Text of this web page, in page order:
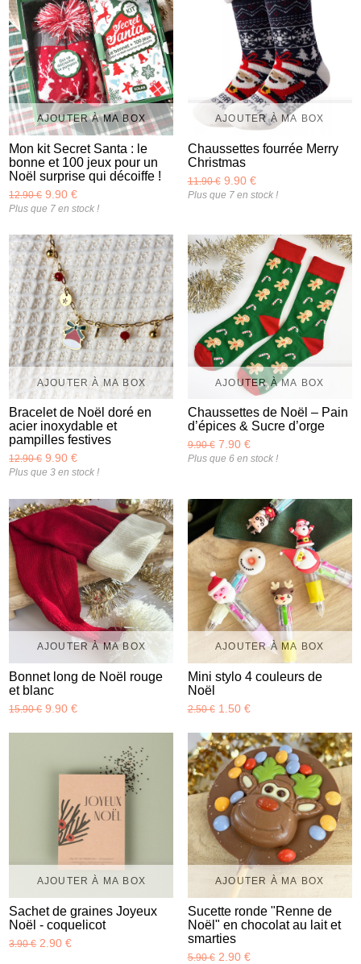
AJOUTER À MA BOX
Mon kit Secret Santa : le
bonne et 100 jeux pour un
Noël surprise qui décoiffe !
12.90 €9.90 €
Plus que 7 en stock !
AJOUTER À MA BOX
Chaussettes fourrée Merry
Christmas
11.90 €9.90 €
Plus que 7 en stock !
AJOUTER À MA BOX
Bracelet de Noël doré en
acier inoxydable et
pampilles festives
12.90 €9.90 €
Plus que 3 en stock !
AJOUTER À MA BOX
Chaussettes de Noël – Pain
d’épices & Sucre d’orge
9.90 €7.90 €
Plus que 6 en stock !
AJOUTER À MA BOX
Bonnet long de Noël rouge
et blanc
15.90 €9.90 €
AJOUTER À MA BOX
Mini stylo 4 couleurs de
Noël
2.50 €1.50 €
AJOUTER À MA BOX
Sachet de graines Joyeux
Noël - coquelicot
3.90 €2.90 €
AJOUTER À MA BOX
Sucette ronde "Renne de
Noël" en chocolat au lait et
smarties
5.90 €2.90 €